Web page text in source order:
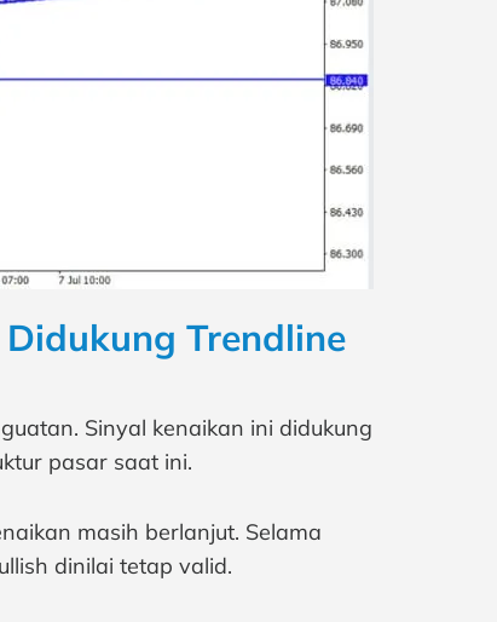
Trendline
Sinyal kenaikan ini didukung
pasar saat ini.
masih berlanjut. Selama
dinilai tetap valid.